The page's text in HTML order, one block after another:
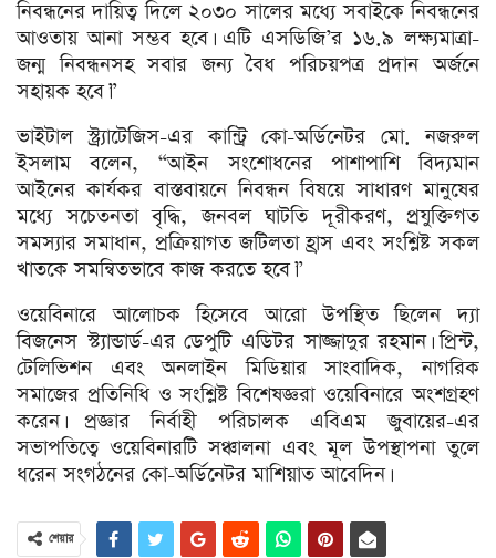
নিবন্ধনের দায়িত্ব দিলে ২০৩০ সালের মধ্যে সবাইকে নিবন্ধনের
আওতায় আনা সম্ভব হবে। এটি এসডিজি’র ১৬.৯ লক্ষ্যমাত্রা-
জন্ম নিবন্ধনসহ সবার জন্য বৈধ পরিচয়পত্র প্রদান অর্জনে
সহায়ক হবে।”
ভাইটাল স্ট্র্যাটেজিস-এর কান্ট্রি কো-অর্ডিনেটর মো. নজরুল
ইসলাম বলেন, “আইন সংশোধনের পাশাপাশি বিদ্যমান
আইনের কার্যকর বাস্তবায়নে নিবন্ধন বিষয়ে সাধারণ মানুষের
মধ্যে সচেতনতা বৃদ্ধি, জনবল ঘাটতি দূরীকরণ, প্রযুক্তিগত
সমস্যার সমাধান, প্রক্রিয়াগত জটিলতা হ্রাস এবং সংশ্লিষ্ট সকল
খাতকে সমন্বিতভাবে কাজ করতে হবে।”
ওয়েবিনারে আলোচক হিসেবে আরো উপস্থিত ছিলেন দ্যা
বিজনেস স্ট্যান্ডার্ড-এর ডেপুটি এডিটর সাজ্জাদুর রহমান। প্রিন্ট,
টেলিভিশন এবং অনলাইন মিডিয়ার সাংবাদিক, নাগরিক
সমাজের প্রতিনিধি ও সংশ্লিষ্ট বিশেষজ্ঞরা ওয়েবিনারে অংশগ্রহণ
করেন। প্রজ্ঞার নির্বাহী পরিচালক এবিএম জুবায়ের-এর
সভাপতিত্বে ওয়েবিনারটি সঞ্চালনা এবং মূল উপস্থাপনা তুলে
ধরেন সংগঠনের কো-অর্ডিনেটর মাশিয়াত আবেদিন।
শেয়ার